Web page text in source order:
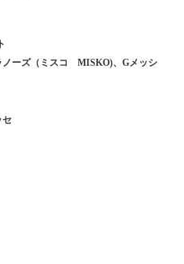
ノーズ（ミスコ MISKO)、Gメッシ
セ